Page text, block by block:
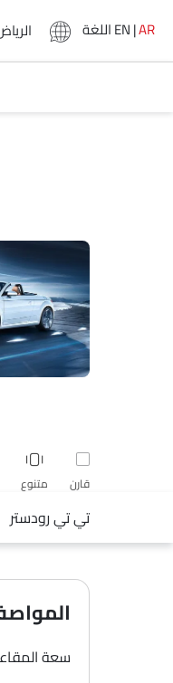
اللغةEN|AR
قارن متنوع
تي تي رودستر
سعة